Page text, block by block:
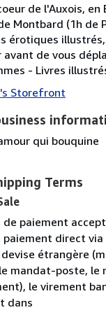
de l'Auxois,
Montbard (1h de
érotiques
avant de vous
- Livres
Storefront
qui bouquine
Terms
de paiement
direct via
devise étrangère
mandat-poste,
le virement
dans